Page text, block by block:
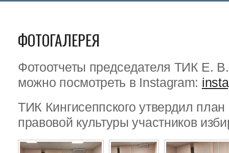
ФОТОГАЛЕРЕЯ
Фотоотчеты председателя ТИК Е.
можно посмотреть в Instagram:
ТИК Кингисеппского утвердил
правовой культуры участников